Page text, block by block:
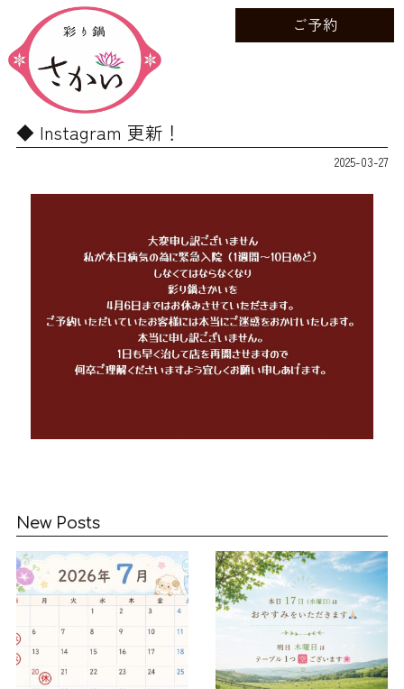
ご予約
Instagram 更新！
2025-03-27
New Posts